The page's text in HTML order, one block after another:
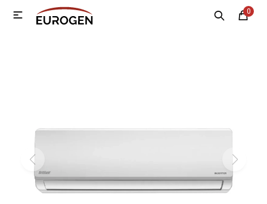
0
 MI CUENTA
Climatización